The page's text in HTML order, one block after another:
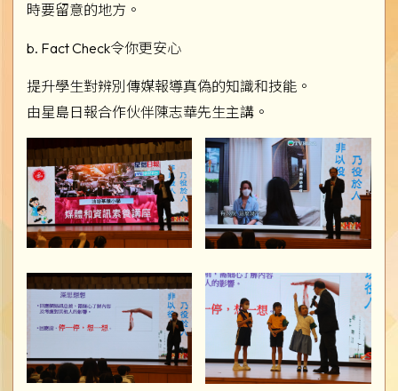
時要留意的地方。
b. Fact Check令你更安心
提升學生對辨別傳媒報導真偽的知識和技能。
由星島日報合作伙伴陳志華先生主講。